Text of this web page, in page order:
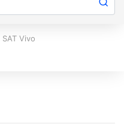
SAT Vivo